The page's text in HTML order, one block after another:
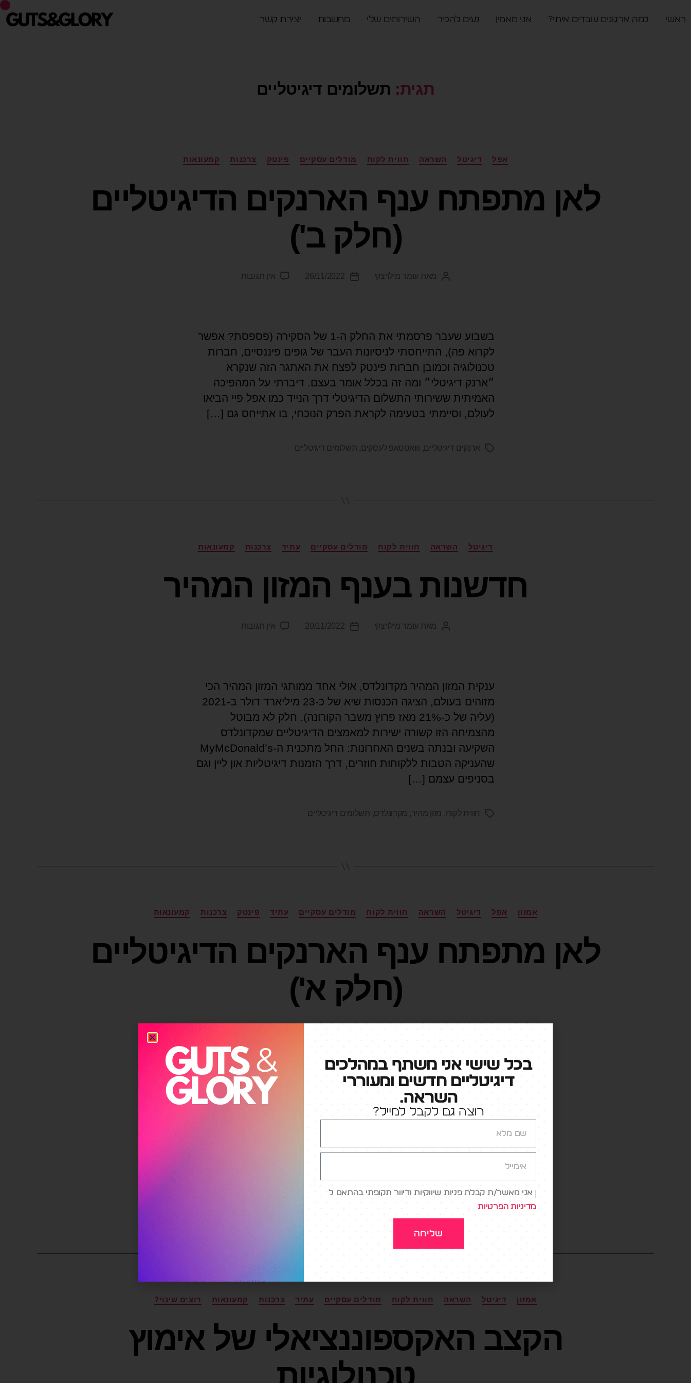
ראשי למה ארגונים עובדים איתי? אני מאמין נעים להכיר השירותים שלי מחשבות יצירת קשר
תגית: תשלומים דיגיטליים
אפל דיגיטל השראה חווית לקוח מודלים עסקיים פינטק צרכנות קמעונאות
לאן מתפתח ענף הארנקים הדיגיטליים
(חלק ב')
מאת עומר מילויצקי 26/11/2022 אין תגובות
בשבוע שעבר פרסמתי את החלק ה-1 של הסקירה (פספסת? אפשר
לקרוא פה), התייחסתי לניסיונות העבר של גופים פיננסיים, חברות
טכנולוגיה וכמובן חברות פינטק לפצח את האתגר הזה שנקרא
״ארנק דיגיטלי״ ומה זה בכלל אומר בעצם. דיברתי על המהפיכה
האמיתית ששירותי התשלום הדיגיטלי דרך הנייד כמו אפל פיי הביאו
לעולם, וסיימתי בטעימה לקראת הפרק הנוכחי, בו אתייחס גם […]
ארנקים דיגיטליים, ווואטסאפ לעסקים, תשלומים דיגיטליים
דיגיטל השראה חווית לקוח מודלים עסקיים עתיד צרכנות קמעונאות
חדשנות בענף המזון המהיר
מאת עומר מילויצקי 20/11/2022 אין תגובות
ענקית המזון המהיר מקדונלדס, אולי אחד ממותגי המזון המהיר הכי
מזוהים בעולם, הציגה הכנסות שיא של כ-23 מיליארד דולר ב-2021
(עליה של כ-21% מאז פרוץ משבר הקורונה). חלק לא מבוטל
מהצמיחה הזו קשורה ישירות למאמצים הדיגיטליים שמקדונלדס
השקיעה ובנתה בשנים האחרונות: החל מתכנית ה-MyMcDonald’s
שהעניקה הטבות ללקוחות חוזרים, דרך הזמנות דיגיטליות און ליין וגם
בסניפים עצמם […]
חווית לקוח, מזון מהיר, מקדונלדס, תשלומים דיגיטליים
אמזון אפל דיגיטל השראה חווית לקוח מודלים עסקיים עתיד פינטק צרכנות קמעונאות
לאן מתפתח ענף הארנקים הדיגיטליים
(חלק א')
לפני תפקידי הנוכחי בבית ההשקעות מיטב, עבדתי כ-3 שנים באגף
פיתוח עסקי ואסטרטגיה ב-max (לאומי קארד לשעבר). אחד
הנושאים הכי בוערים, זה שסימן את כוכב הצפון בתחום האשראי
כמעט עשור: אפל וגוגל פיי לא היו עדיין בלקסיקון (שירות התשלומים
אמזון דיגיטל השראה חווית לקוח מודלים עסקיים עתיד צרכנות קמעונאות רוצים שינוי?
הקצב האקספוננציאלי של אימוץ
בכל שישי אני משתף במהלכים
דיגיטליים חדשים ומעוררי
השראה.
רוצה גם לקבל למייל?
אני מאשר/ת קבלת פניות שיווקיות ודיוור תקופתי בהתאם ל
מדיניות הפרטיות
שליחה